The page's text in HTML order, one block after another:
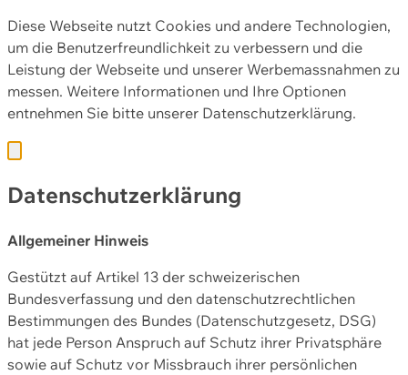
Diese Webseite nutzt Cookies und andere Technologien,
um die Benutzerfreundlichkeit zu verbessern und die
Leistung der Webseite und unserer Werbemassnahmen zu
messen. Weitere Informationen und Ihre Optionen
entnehmen Sie bitte unserer Datenschutzerklärung.
Datenschutzerklärung
Allgemeiner Hinweis
Gestützt auf Artikel 13 der schweizerischen
Bundesverfassung und den datenschutzrechtlichen
Bestimmungen des Bundes (Datenschutzgesetz, DSG)
hat jede Person Anspruch auf Schutz ihrer Privatsphäre
sowie auf Schutz vor Missbrauch ihrer persönlichen